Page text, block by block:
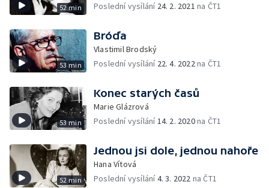
52 min
Poslední vysílání 24. 2. 2021 na ČT1
53 min
Bróďa
Vlastimil Brodský
Poslední vysílání 22. 4. 2022na ČT1
53 min
Konec starých časů
Marie Glázrová
Poslední vysílání14. 2. 2020na ČT1
52 min
Jednou jsi dole, jednou nahoře
Hana Vítová
Poslední vysílání4. 3. 2022 na ČT1